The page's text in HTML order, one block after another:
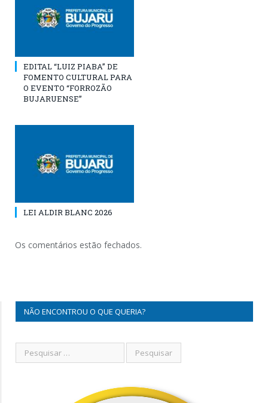
EDITAL “LUIZ PIABA” DE
FOMENTO CULTURAL PARA
O EVENTO “FORROZÃO
BUJARUENSE”
LEI ALDIR BLANC 2026
Os comentários estão fechados.
NÃO ENCONTROU O QUE QUERIA?